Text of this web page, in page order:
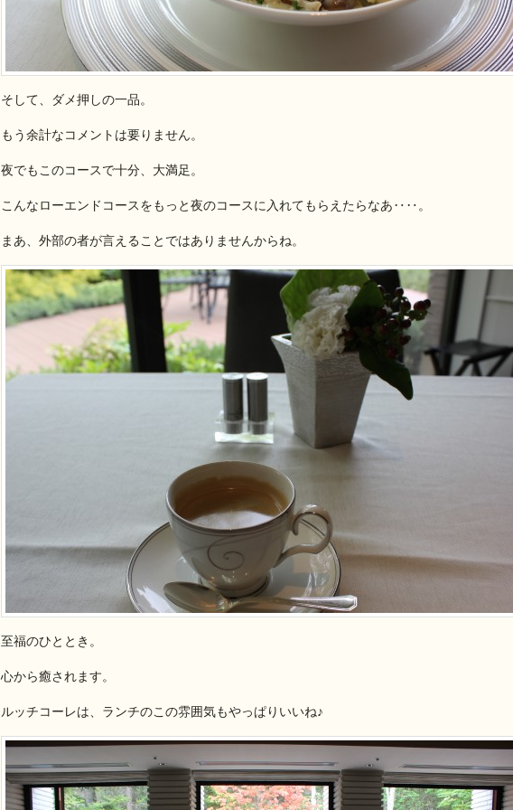
そして、ダメ押しの一品。
もう余計なコメントは要りません。
夜でもこのコースで十分、大満足。
こんなローエンドコースをもっと夜のコースに入れてもらえたらなあ‥‥。
まあ、外部の者が言えることではありませんからね。
至福のひととき。
心から癒されます。
ルッチコーレは、ランチのこの雰囲気もやっぱりいいね♪